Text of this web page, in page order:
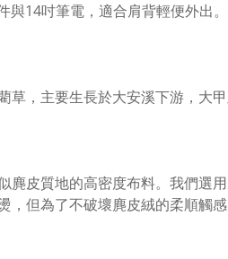
與14吋筆電，適合肩背輕便外出。
草，主要生長於大安溪下游，大
麂皮質地的高密度布料。我們選
，但為了不破壞麂皮絨的柔順觸